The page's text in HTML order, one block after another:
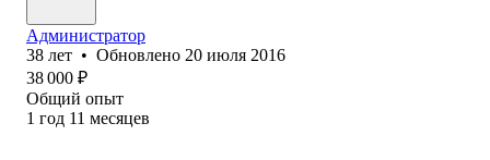
Администратор
38 лет • Обновлено 20 июля 2016
38 000 ₽
Общий опыт
1 год 11 месяцев